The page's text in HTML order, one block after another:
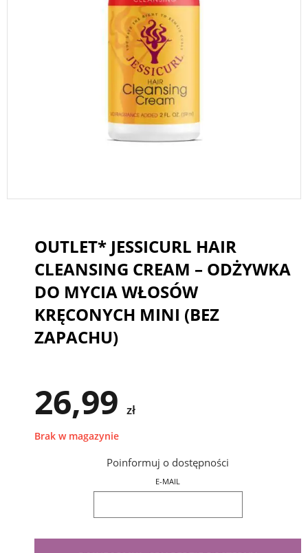
OUTLET* JESSICURL HAIR
CLEANSING CREAM – ODŻYWKA
DO MYCIA WŁOSÓW
KRĘCONYCH MINI (BEZ
ZAPACHU)
26,99 zł
Brak w magazynie
Poinformuj o dostępności
E-MAIL